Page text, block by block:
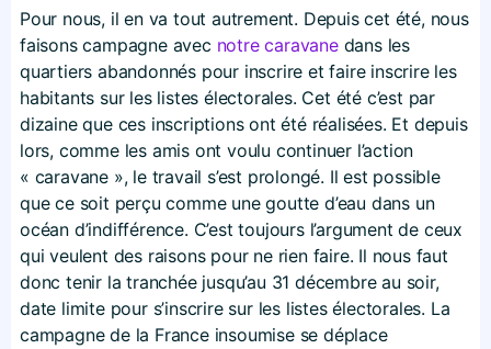
Pour nous, il en va tout autrement. Depuis cet été, nous
faisons campagne avec notre caravanedans les
quartiers abandonnés pour inscrire et faire inscrire les
habitants sur les listes électorales. Cet été c’est par
dizaine que ces inscriptions ont été réalisées. Et depuis
lors, comme les amis ont voulu continuer l’action
« caravane », le travail s’est prolongé. Il est possible
que ce soit perçu comme une goutte d’eau dans un
océan d’indifférence. C’est toujours l’argument de ceux
qui veulent des raisons pour ne rien faire. Il nous faut
donc tenir la tranchée jusqu’au 31 décembre au soir,
date limite pour s’inscrire sur les listes électorales. La
campagne de la France insoumise se déplace